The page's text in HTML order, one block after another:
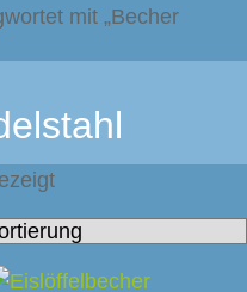
mit „Becher